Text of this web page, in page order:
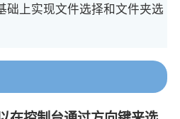
础上实现文件选择和文件夹选